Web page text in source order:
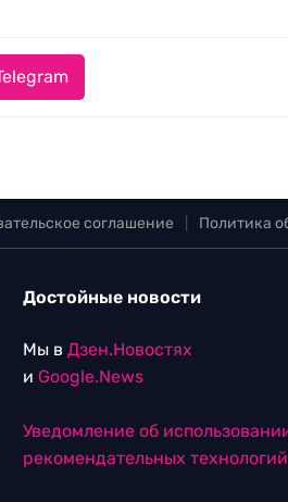
соглашение Политика
Достойные новости
Мы в Дзен.Новостях
и Google.News
Уведомление об
рекомендательных технологий